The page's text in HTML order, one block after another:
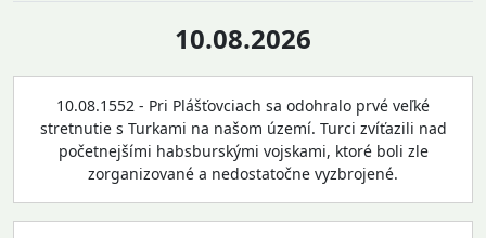
10.08.2026
10.08.1552 - Pri Plášťovciach sa odohralo prvé veľké
stretnutie s Turkami na našom území. Turci zvíťazili nad
početnejšími habsburskými vojskami, ktoré boli zle
zorganizované a nedostatočne vyzbrojené.